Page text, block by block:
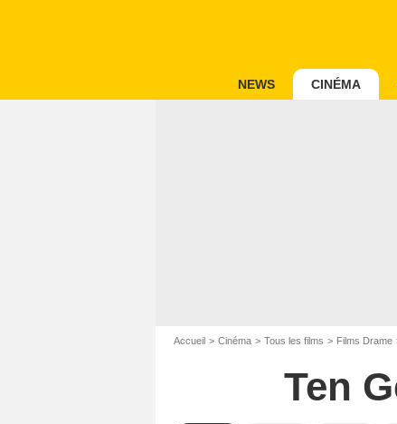
NEWS CINÉMA
Accueil Cinéma Tous les films Films Drame
Ten